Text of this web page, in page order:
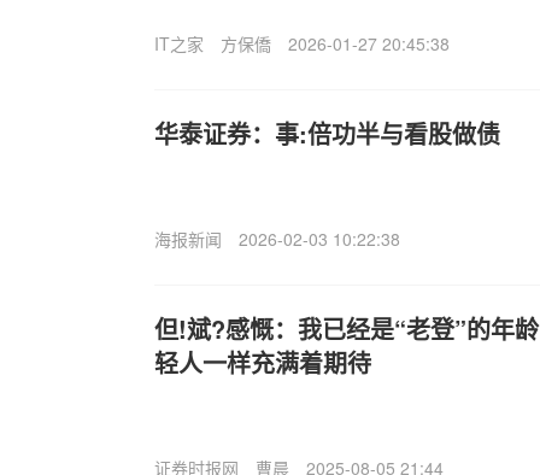
IT之家 方保僑 2026-01-27 20:45:38
华泰证券：事:倍功半与看股做债
海报新闻 2026-02-03 10:22:38
但!斌?感慨：我已经是“老登”的年
轻人一样充满着期待
证券时报网 曹晨 2025-08-05 21:44